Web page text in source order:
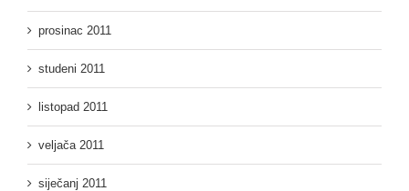
prosinac 2011
studeni 2011
listopad 2011
veljača 2011
siječanj 2011